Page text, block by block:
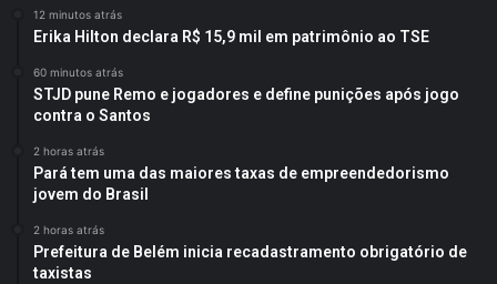
12 minutos atrás
Erika Hilton declara R$ 15,9 mil em patrimônio ao TSE
60 minutos atrás
STJD pune Remo e jogadores e define punições após jogo
contra o Santos
2 horas atrás
Pará tem uma das maiores taxas de empreendedorismo
jovem do Brasil
2 horas atrás
Prefeitura de Belém inicia recadastramento obrigatório de
taxistas